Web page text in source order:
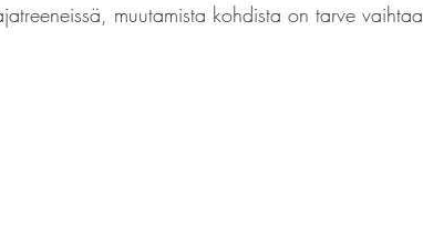
muutamista kohdista on tarve vaihtaa